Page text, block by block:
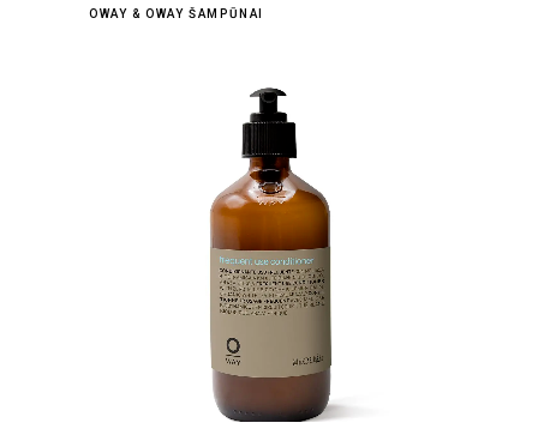
OWAY &OWAY ŠAMPŪNAI